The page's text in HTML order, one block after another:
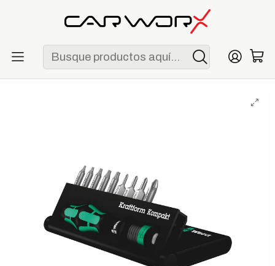
ENVÍO GRATIS POR COMPRAS MAYORES A S/ 250
Destornilladores
Wera Kraftform Kompakt 12 Juego de Destornillador y Puntas
10 Piezas